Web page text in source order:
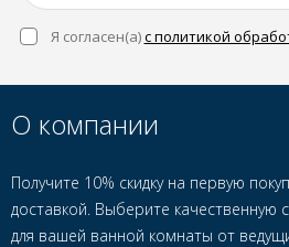
Я согласен(a)с политикой
О компании
Получите 10% скидку на первую
доставкой. Выберите качественную
для вашей ванной комнаты от